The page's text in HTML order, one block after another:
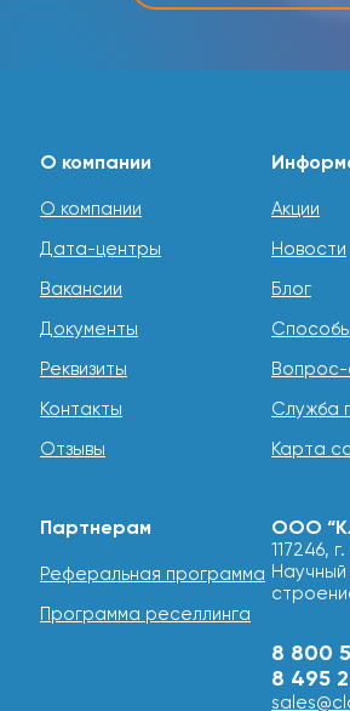
О компании
О компании
Дата-центры
Вакансии
Документы
Реквизиты
Контакты
Отзывы
Акции
Новости
Блог
Вопрос-
Служба
Карта
Партнерам
Реферальная программа
Программа реселлинга
ООО
117246,
8 800
8 495